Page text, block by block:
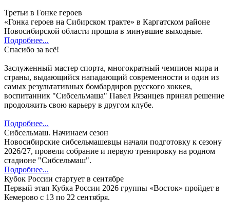
Третьи в Гонке героев
​«Гонка героев на Сибирском тракте» в Каргатском районе
Новосибирской области прошла в минувшие выходные.
Подробнее...
Спасибо за всё!
Заслуженный мастер спорта, многократный чемпион мира и
страны, выдающийся нападающий современности и один из
самых результативных бомбардиров русского хоккея,
воспитанник "Сибсельмаша" Павел Рязанцев принял решение
продолжить свою карьеру в другом клубе.
Подробнее...
Сибсельмаш. Начинаем сезон
Новосибирские сибсельмашевцы начали подготовку к сезону
2026/27, провели собрание и первую тренировку на родном
стадионе "Сибсельмаш".
Подробнее...
Кубок России стартует в сентябре
Первый этап Кубка России 2026 группы «Восток» пройдет в
Кемерово с 13 по 22 сентября.